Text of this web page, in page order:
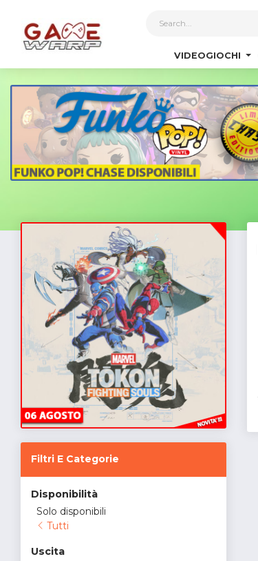
VIDEOGIOCHI
Filtri E Categorie
Disponibilità
Solo disponibili
Tutti
Uscita